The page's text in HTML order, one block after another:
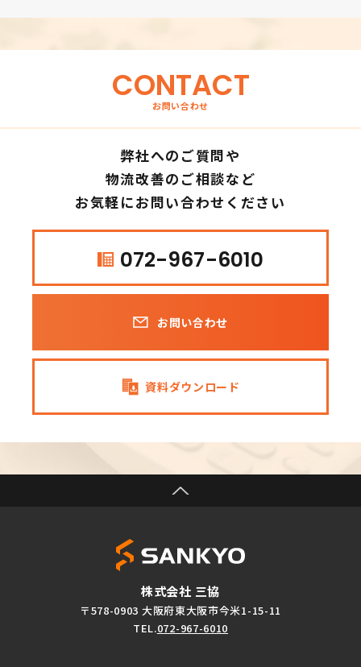
CONTACT
お問い合わせ
弊社へのご質問や
物流改善のご相談など
お気軽にお問い合わせください
072-967-6010
お問い合わせ
資料ダウンロード
株式会社 三協
〒578-0903 大阪府東大阪市今米1-15-11
TEL.072-967-6010